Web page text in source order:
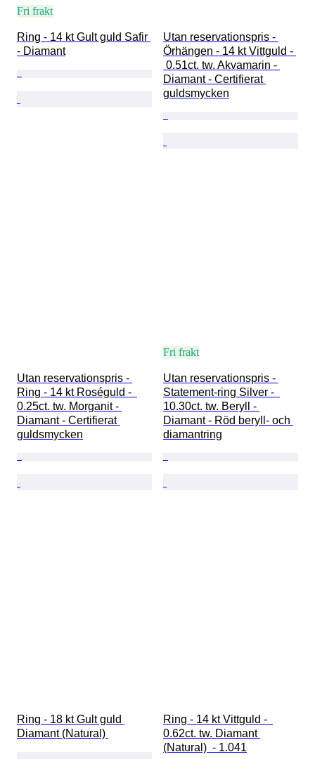
Fri frakt
Ring - 14 kt Gult guld Safir
- Diamant
Utan reservationspris -
Örhängen - 14 kt Vittguld -
0.51ct. tw. Akvamarin -
Diamant - Certifierat
guldsmycken
Utan reservationspris -
Ring - 14 kt Roséguld -
0.25ct. tw. Morganit -
Diamant - Certifierat
guldsmycken
Fri frakt
Utan reservationspris -
Statement-ring Silver -
10.30ct. tw. Beryll -
Diamant - Röd beryll- och
diamantring
Ring - 18 kt Gult guld
Diamant (Natural)
Ring - 14 kt Vittguld -
0.62ct. tw. Diamant
(Natural)  - 1.041